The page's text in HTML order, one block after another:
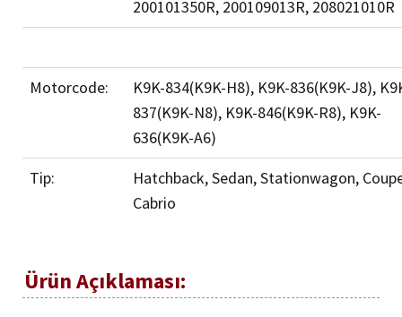
200101350R, 200109013R, 208021010R
Motorcode:
K9K-834(K9K-H8), K9K-836(K9K-J8),
837(K9K-N8), K9K-846(K9K-R8), K9K-
636(K9K-A6)
Tip:
Hatchback, Sedan, Stationwagon,
Cabrio
Ürün Açıklaması: